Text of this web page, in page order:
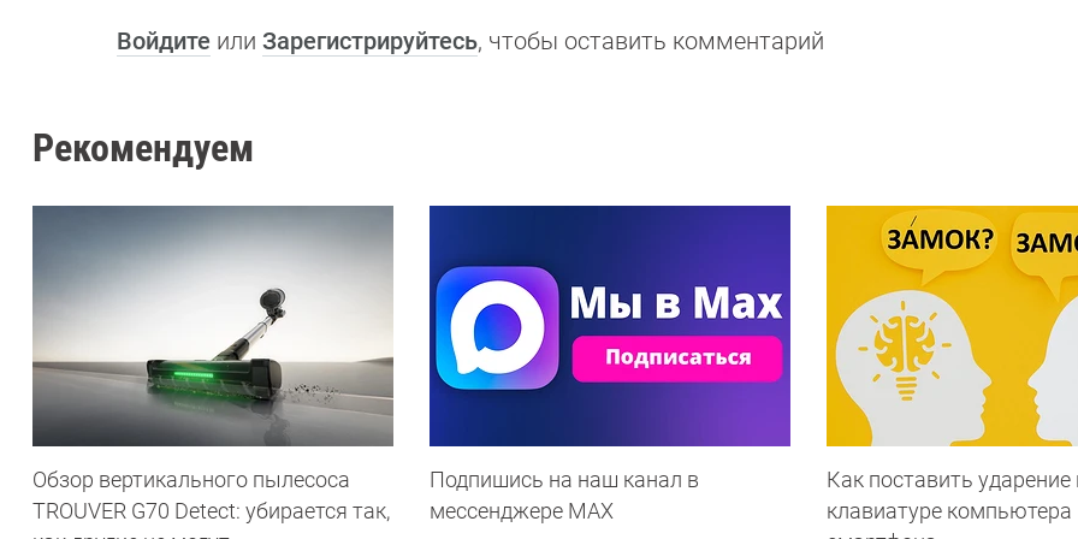
Войдите или Зарегистрируйтесь, чтобы оставить комментарий
Рекомендуем
Обзор вертикального пылесоса
TROUVER G70 Detect: убирается так,
Подпишись на наш канал в
мессенджере МАХ
Как поставить ударение
клавиатуре компьютера